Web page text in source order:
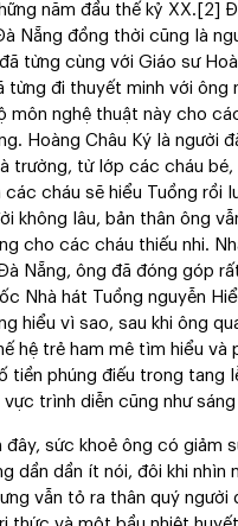
năm đầu thế kỷ XX. [2]
Nẵng đồng thời cũng là
từng cùng với Giáo sư
từng đi thuyết minh với ông
môn nghệ thuật này cho
Hoàng Châu Ký là người
trường, từ lớp các cháu
các cháu sẽ hiểu Tuồng
không lâu, bản thân ông
cho các cháu thiếu nhi.
Nẵng, ông đã đóng góp
Nhà hát Tuồng nguyễn
hiểu vì sao, sau khi ông
hệ trẻ ham mê tìm hiểu và
tiền phúng điếu trong tang
trình diễn cũng như
đây, sức khoẻ ông có giảm
dần dần ít nói, đôi khi
vẫn tỏ ra thân quý